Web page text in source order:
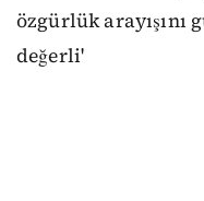
özgürlük arayışını
değerli'